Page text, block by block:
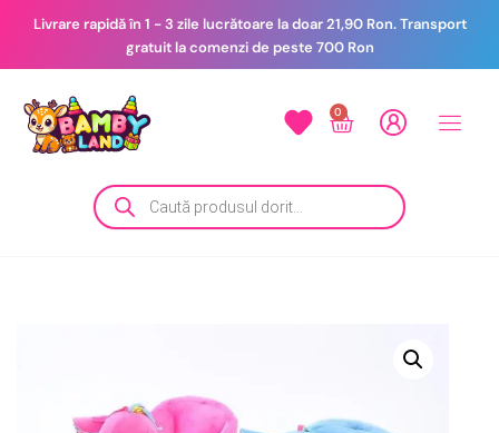
Livrare rapidă în 1 - 3 zile lucrătoare la doar 21,90 Ron. Transport
gratuit la comenzi de peste 700 Ron
0